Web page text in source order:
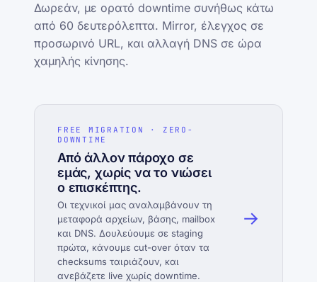
Δωρεάν, με ορατό downtime συνήθως κάτω
από 60 δευτερόλεπτα. Mirror, έλεγχος σε
προσωρινό URL, και αλλαγή DNS σε ώρα
χαμηλής κίνησης.
FREE MIGRATION · ZERO-
DOWNTIME
Από άλλον πάροχο σε
εμάς, χωρίς να το νιώσει
ο επισκέπτης.
Οι τεχνικοί μας αναλαμβάνουν τη
μεταφορά αρχείων, βάσης, mailbox
και DNS. Δουλεύουμε σε staging
πρώτα, κάνουμε cut-over όταν τα
checksums ταιριάζουν, και
ανεβάζετε live χωρίς downtime.
→